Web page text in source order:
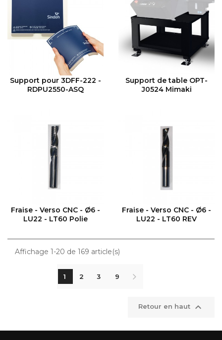
VOIR LE PRODUIT
Support pour 3DFF-222 -
RDPU2550-ASQ
VOIR LE PRODUIT
Support de table OPT-
J0524 Mimaki
VOIR LE PRODUIT
Fraise - Verso CNC - Ø6 -
LU22 - LT60 Polie
VOIR LE PRODUIT
Fraise - Verso CNC - Ø6 -
LU22 - LT60 REV
Affichage 1-20 de 169 article(s)
1 2 3 9
Retour en haut 